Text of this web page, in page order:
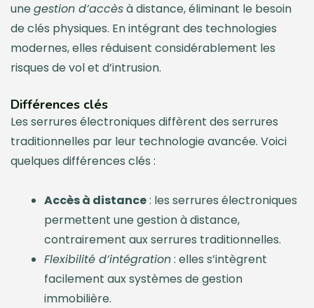
unegestion d’accèsà distance, éliminant le besoin
de clés physiques. En intégrant des technologies
modernes, elles réduisent considérablement les
risques de vol et d’intrusion.
Différences clés
Les serrures électroniques diffèrent des serrures
traditionnelles par leur technologie avancée. Voici
quelques différences clés :
Accès à distance: les serrures électroniques
permettent une gestion à distance,
contrairement aux serrures traditionnelles.
Flexibilité d’intégration: elles s’intègrent
facilement aux systèmes de gestion
immobilière.